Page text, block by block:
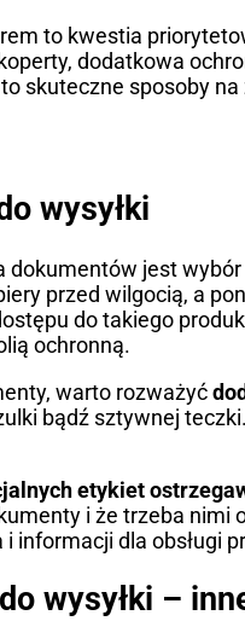
to kwestia
dodatkowa
skuteczne sposoby
wysyłki
jest
przed wilgocią, a
do takiego
ochronną.
warto rozważyć
bądź sztywnej
etykiet
i że trzeba
dla obsługi
wysyłki –